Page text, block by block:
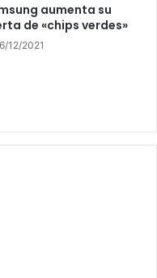
aumenta su
de «chips verdes»
12/2021